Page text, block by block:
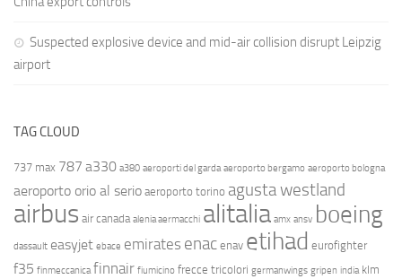
Suspected explosive device and mid-air collision disrupt Leipzig
airport
TAG CLOUD
737 max 787 a330 a380 aeroporti del garda aeroporto bergamo aeroporto bologna
aeroporto orio al serio aeroporto torino agusta westland
airbus air canada alenia aermacchi alitalia amx ansv boeing
dassault easyjet ebace emirates enac enav etihad eurofighter
f35 finmeccanica finnair fiumicino frecce tricolori germanwings gripen india klm